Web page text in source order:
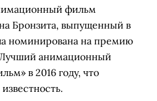
фильм
Бронзита, выпущенный в
номинирована на премию
анимационный
в 2016 году, что